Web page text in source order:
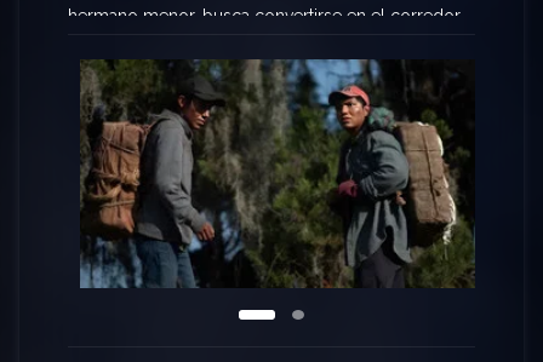
hermano menor, busca convertirse en el corredor
su hermano Capó cae en las redes de la
delincuencia organizada en búsqueda de un
mejor futuro.